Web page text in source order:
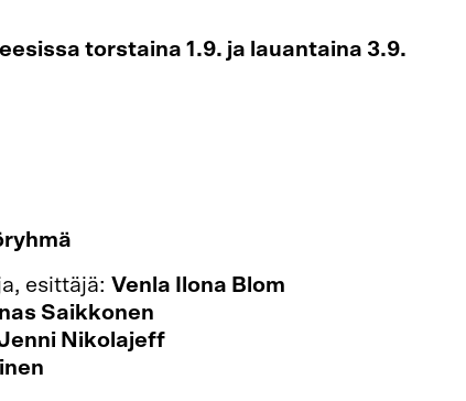
torstaina 1.9. ja lauantaina 3.9.
esittäjä: Venla Ilona Blom
Saikkonen
Nikolajeff